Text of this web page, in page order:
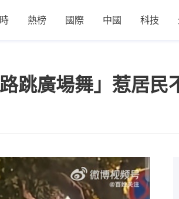
熱榜 國際 中國 科技
跳廣場舞」惹居